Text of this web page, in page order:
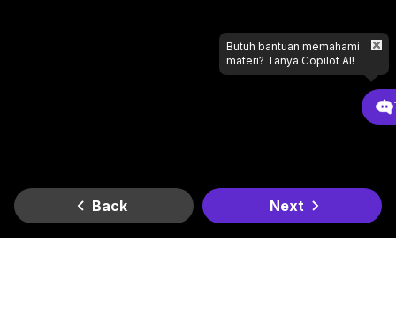
Butuh bantuan memahami
materi? Tanya Copilot AI!
Back Next